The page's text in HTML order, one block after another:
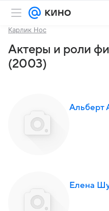
Карлик Нос
Актеры и роли
(2003)
Альберт
Елена